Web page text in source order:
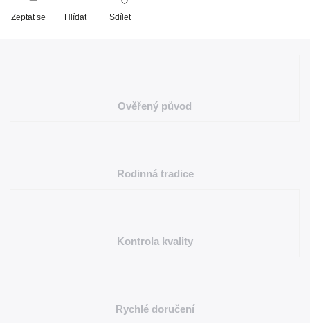
Zeptat se Hlídat Sdílet
Ověřený původ
Rodinná tradice
Kontrola kvality
Rychlé doručení